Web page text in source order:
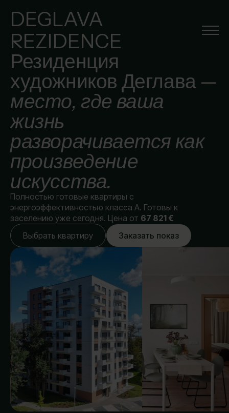
DEGLAVA
REZIDENCE
Резиденция
художников Деглава —
место, где ваша
жизнь
разворачивается как
произведение
искусства.
Полностью готовые квартиры с
энергоэффективностью класса A. Готовы к
заселению уже сегодня. Цена от 67 821 €
Выбрать квартиру
Заказать показ